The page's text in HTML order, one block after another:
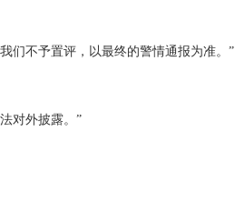
们不予置评，以最终的警情通报为准。”
对外披露。”